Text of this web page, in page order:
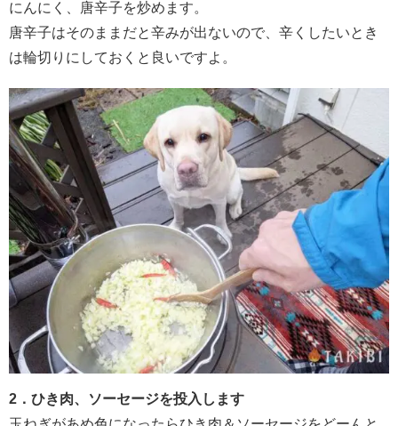
にんにく、唐辛子を炒めます。
唐辛子はそのままだと辛みが出ないので、辛くしたいとき
は輪切りにしておくと良いですよ。
2．ひき肉、ソーセージを投入します